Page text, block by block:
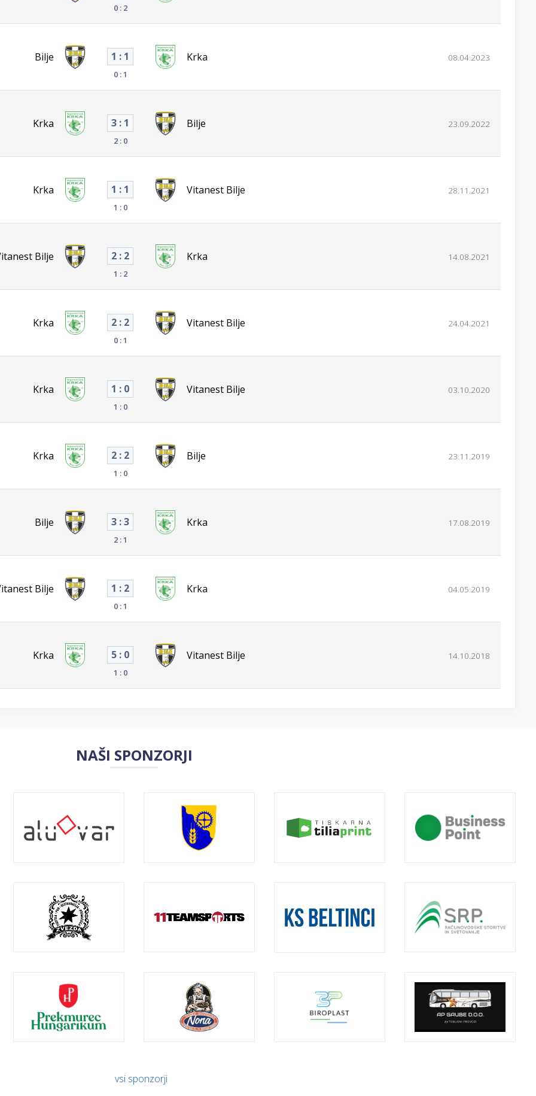
0 : 2
Bilje 1 : 1
0 : 1
Krka 08.04.2023
Krka 3 : 1
2 : 0
Bilje 23.09.2022
Krka 1 : 1
1 : 0
Vitanest Bilje 28.11.2021
Bilje 2 : 2
1 : 2
Krka 14.08.2021
Krka 2 : 2
0 : 1
Vitanest Bilje 24.04.2021
Krka 1 : 0
1 : 0
Vitanest Bilje 03.10.2020
Krka 2 : 2
1 : 0
Bilje 23.11.2019
Bilje 3 : 3
2 : 1
Krka 17.08.2019
Bilje 1 : 2
0 : 1
Krka 04.05.2019
Krka 5 : 0
1 : 0
Vitanest Bilje 14.10.2018
NAŠI SPONZORJI
vsi sponzorji